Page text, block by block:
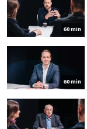
60 min
60 min